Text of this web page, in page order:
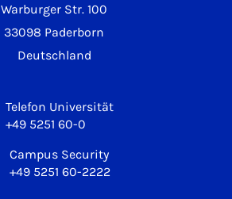
Warburger Str. 100
33098 Paderborn
Deutschland
Telefon Universität
+49 5251 60-0
Campus Security
+49 5251 60-2222